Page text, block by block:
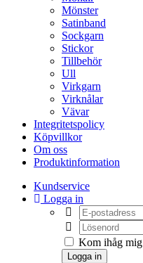
Mönster
Satinband
Sockgarn
Stickor
Tillbehör
Ull
Virkgarn
Virknålar
Vävar
Integritetspolicy
Köpvillkor
Om oss
Produktinformation
Kundservice
Logga in
Kom ihåg mig
Logga in